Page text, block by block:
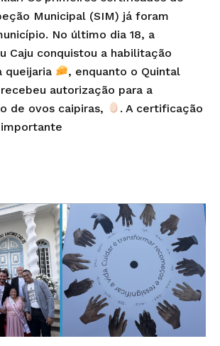
Municipal (SIM) já foram
No último dia 18, a
Caju conquistou a habilitação
queijaria
, enquanto o Quintal
autorização para a
de ovos caipiras,
. A certificação